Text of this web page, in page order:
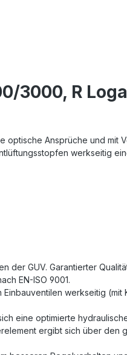
3000, R
Ansprüche und mit
werkseitig
GUV. Garantierter
EN-ISO 9001.
werkseitig
eine optimierte
ergibt sich über